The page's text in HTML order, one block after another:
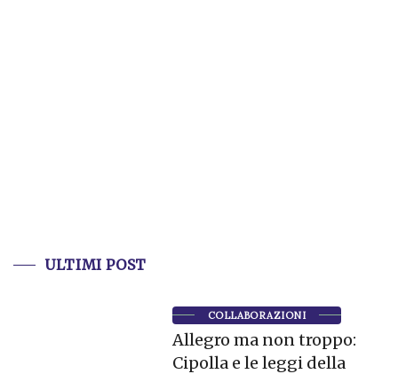
ULTIMI POST
COLLABORAZIONI
Allegro ma non troppo:
Cipolla e le leggi della